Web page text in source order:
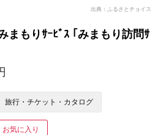
出典：ふるさとチョイス
まもりｻｰﾋﾞｽ ｢みまもり訪問ｻ
旅行・チケット・カタログ
お気に入り